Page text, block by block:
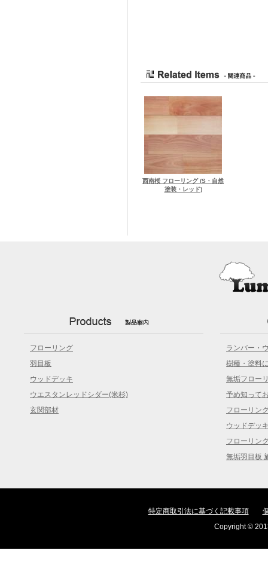
西南桜 フローリング (S・自然
塗装・レッド)
フローリング
羽目板
ウッドデッキ
ウエスタンレッドシダー(米杉)
玄関部材
ランバー・
樹種・塗料
無垢フロー
予め知って
フローリン
ウッドデッ
フローリン
無垢羽目板
特定商取引法に基づく記載事項
Copyright ©